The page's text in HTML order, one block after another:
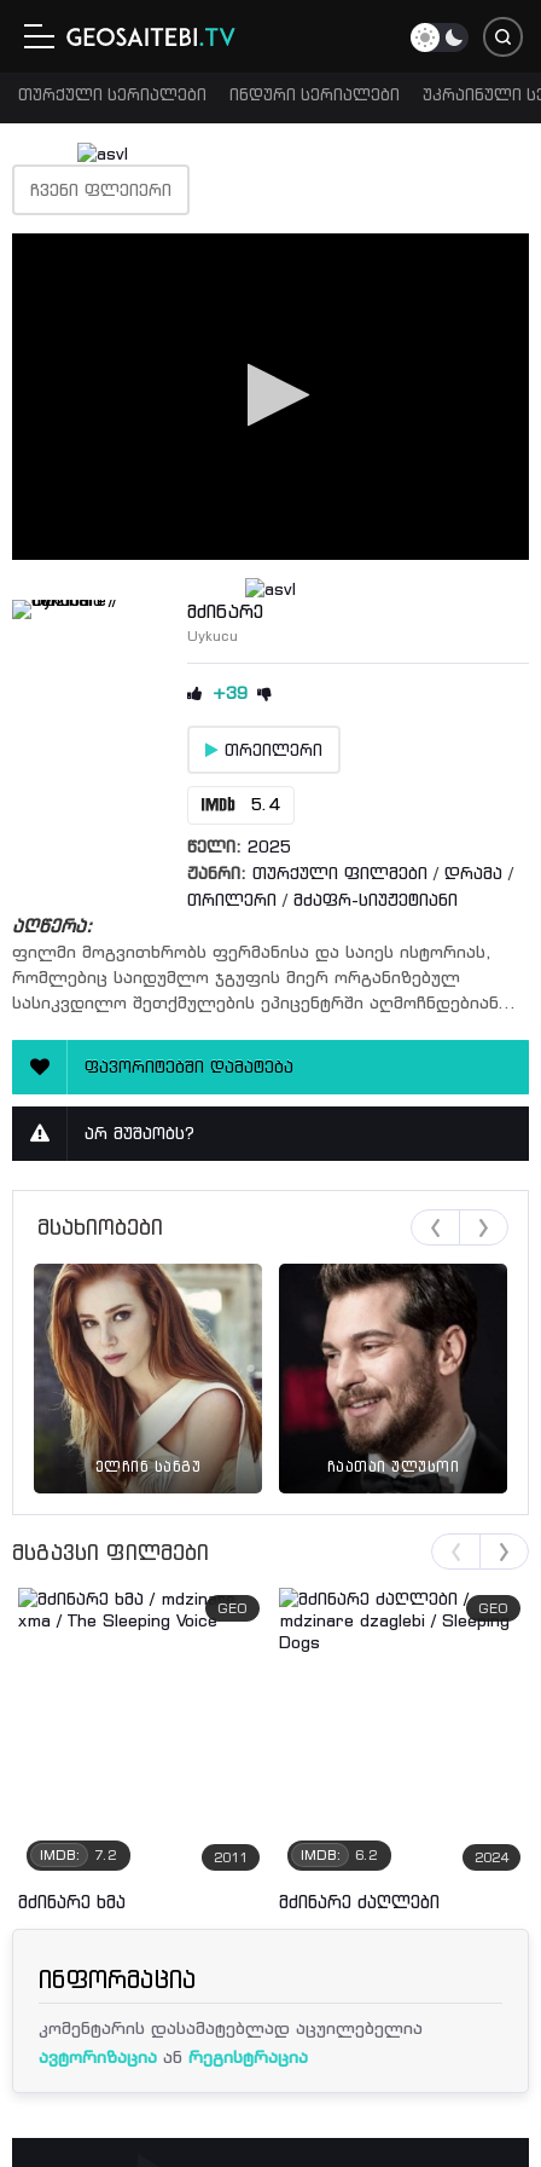
თურქული სერიალები ინდური სერიალები უკრაინული
ᲩᲕᲔᲜᲘ ᲤᲚᲔᲘᲔᲠᲘ
მძინარე
Uykucu
+39
თრეილერი
5.4
წელი: 2025
ჟანრი: თურქული ფილმები / დრამა /
თრილერი / მძაფრ-სიუჟეტიანი
აღწერა:
ფილმი მოგვითხრობს ფერმანისა და საიეს ისტორიას,
რომლებიც საიდუმლო ჯგუფის მიერ ორგანიზებულ
სასიკვდილო შეთქმულების ეპიცენტრში აღმოჩნდებიან...
ფავორიტებში დამატება
არ მუშაობს?
მსახიობები
ელჩინ სანგუ ჩაათაი ულუსოი
მსგავსი ფილმები
GEO
2011
IMDB: 7.2
მძინარე ხმა
GEO
2024
IMDB: 6.2
მძინარე ძაღლები
ინფორმაცია
კომენტარის დასამატებლად აცუილებელია
ავტორიზაცია ანრეგისტრაცია